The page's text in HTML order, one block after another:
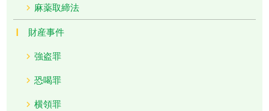
麻薬取締法
財産事件
強盗罪
恐喝罪
横領罪